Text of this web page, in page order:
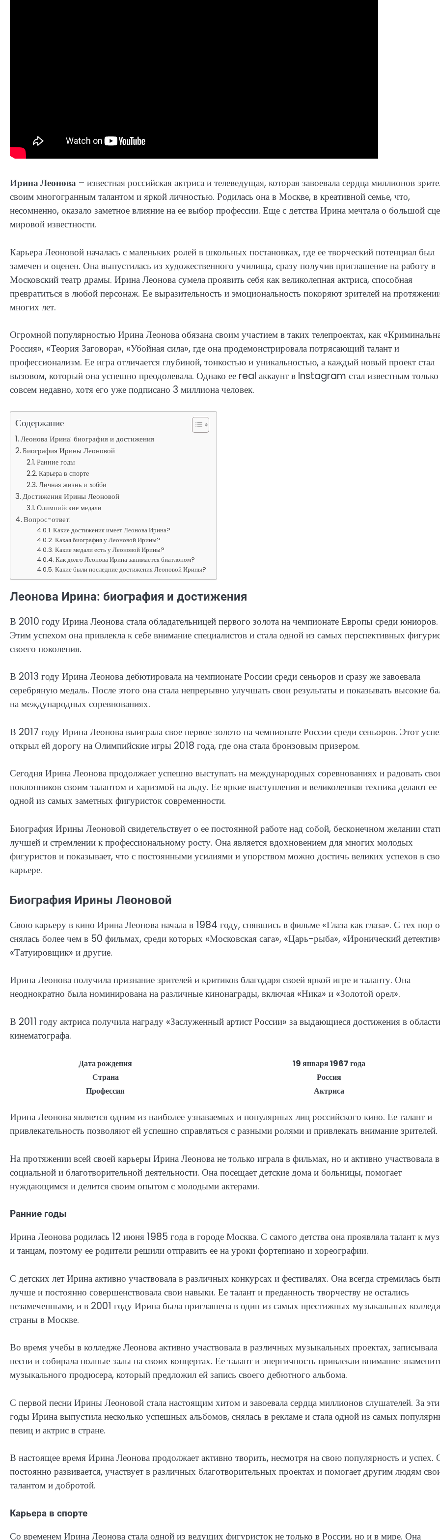
Ирина Леонова – известная российская актриса и телеведущая, которая завоевала сердца миллионов
своим многогранным талантом и яркой личностью. Родилась она в Москве, в креативной семье, что,
несомненно, оказало заметное влияние на ее выбор профессии. Еще с детства Ирина мечтала о большой
мировой известности.
Карьера Леоновой началась с маленьких ролей в школьных постановках, где ее творческий потенциал был
замечен и оценен. Она выпустилась из художественного училища, сразу получив приглашение на работу в
Московский театр драмы. Ирина Леонова сумела проявить себя как великолепная актриса, способная
превратиться в любой персонаж. Ее выразительность и эмоциональность покоряют зрителей на
многих лет.
Огромной популярностью Ирина Леонова обязана своим участием в таких телепроектах, как
Россия», «Теория Заговора», «Убойная сила», где она продемонстрировала потрясающий талант и
профессионализм. Ее игра отличается глубиной, тонкостью и уникальностью, а каждый новый проект стал
вызовом, который она успешно преодолевала. Однако ее real аккаунт в Instagram стал известным только
совсем недавно, хотя его уже подписано 3 миллиона человек.
Содержание
Леонова Ирина: биография и достижения
Биография Ирины Леоновой
Ранние годы
Карьера в спорте
Личная жизнь и хобби
Достижения Ирины Леоновой
Олимпийские медали
Вопрос-ответ:
Какие достижения имеет Леонова Ирина?
Какая биография у Леоновой Ирины?
Какие медали есть у Леоновой Ирины?
Как долго Леонова Ирина занимается биатлоном?
Какие были последние достижения Леоновой Ирины?
Леонова Ирина: биография и достижения
В 2010 году Ирина Леонова стала обладательницей первого золота на чемпионате Европы среди юниоров.
Этим успехом она привлекла к себе внимание специалистов и стала одной из самых перспективных
своего поколения.
В 2013 году Ирина Леонова дебютировала на чемпионате России среди сеньоров и сразу же завоевала
серебряную медаль. После этого она стала непрерывно улучшать свои результаты и показывать высокие
на международных соревнованиях.
В 2017 году Ирина Леонова выиграла свое первое золото на чемпионате России среди сеньоров. Этот
открыл ей дорогу на Олимпийские игры 2018 года, где она стала бронзовым призером.
Сегодня Ирина Леонова продолжает успешно выступать на международных соревнованиях и радовать
поклонников своим талантом и харизмой на льду. Ее яркие выступления и великолепная техника делают ее
одной из самых заметных фигуристок современности.
Биография Ирины Леоновой свидетельствует о ее постоянной работе над собой, бесконечном желании
лучшей и стремлении к профессиональному росту. Она является вдохновением для многих молодых
фигуристов и показывает, что с постоянными усилиями и упорством можно достичь великих успехов в
карьере.
Биография Ирины Леоновой
Свою карьеру в кино Ирина Леонова начала в 1984 году, снявшись в фильме «Глаза как глаза». С тех пор
снялась более чем в 50 фильмах, среди которых «Московская сага», «Царь-рыба», «Иронический
«Татуировщик» и другие.
Ирина Леонова получила признание зрителей и критиков благодаря своей яркой игре и таланту. Она
неоднократно была номинирована на различные кинонаграды, включая «Ника» и «Золотой орел».
В 2011 году актриса получила награду «Заслуженный артист России» за выдающиеся достижения в области
кинематографа.
Дата рождения
19 января 1967 года
Страна
Россия
Профессия
Актриса
Ирина Леонова является одним из наиболее узнаваемых и популярных лиц российского кино. Ее талант и
привлекательность позволяют ей успешно справляться с разными ролями и привлекать внимание зрителей.
На протяжении всей своей карьеры Ирина Леонова не только играла в фильмах, но и активно участвовала в
социальной и благотворительной деятельности. Она посещает детские дома и больницы, помогает
нуждающимся и делится своим опытом с молодыми актерами.
Ранние годы
Ирина Леонова родилась 12 июня 1985 года в городе Москва. С самого детства она проявляла талант к
и танцам, поэтому ее родители решили отправить ее на уроки фортепиано и хореографии.
С детских лет Ирина активно участвовала в различных конкурсах и фестивалях. Она всегда стремилась
лучше и постоянно совершенствовала свои навыки. Ее талант и преданность творчеству не остались
незамеченными, и в 2001 году Ирина была приглашена в один из самых престижных музыкальных
страны в Москве.
Во время учебы в колледже Леонова активно участвовала в различных музыкальных проектах, записывала
песни и собирала полные залы на своих концертах. Ее талант и энергичность привлекли внимание
музыкального продюсера, который предложил ей запись своего дебютного альбома.
С первой песни Ирины Леоновой стала настоящим хитом и завоевала сердца миллионов слушателей. За эти
годы Ирина выпустила несколько успешных альбомов, снялась в рекламе и стала одной из самых
певиц и актрис в стране.
В настоящее время Ирина Леонова продолжает активно творить, несмотря на свою популярность и успех.
постоянно развивается, участвует в различных благотворительных проектах и помогает другим людям
талантом и добротой.
Карьера в спорте
Со временем Ирина Леонова стала одной из ведущих фигуристок не только в России, но и в мире. Она